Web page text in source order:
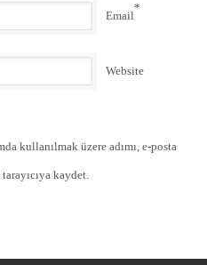
Email
*
Website
kullanılmak üzere adımı, e-posta
kaydet.